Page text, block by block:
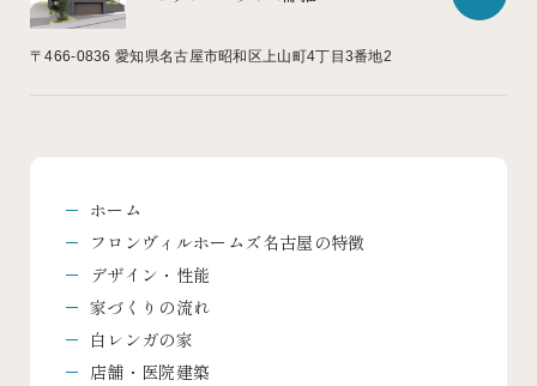
〒466-0836 愛知県名古屋市昭和区上山町4丁目3番地2
ホーム
フロンヴィルホームズ名古屋の特徴
デザイン・性能
家づくりの流れ
白レンガの家
店舗・医院建築